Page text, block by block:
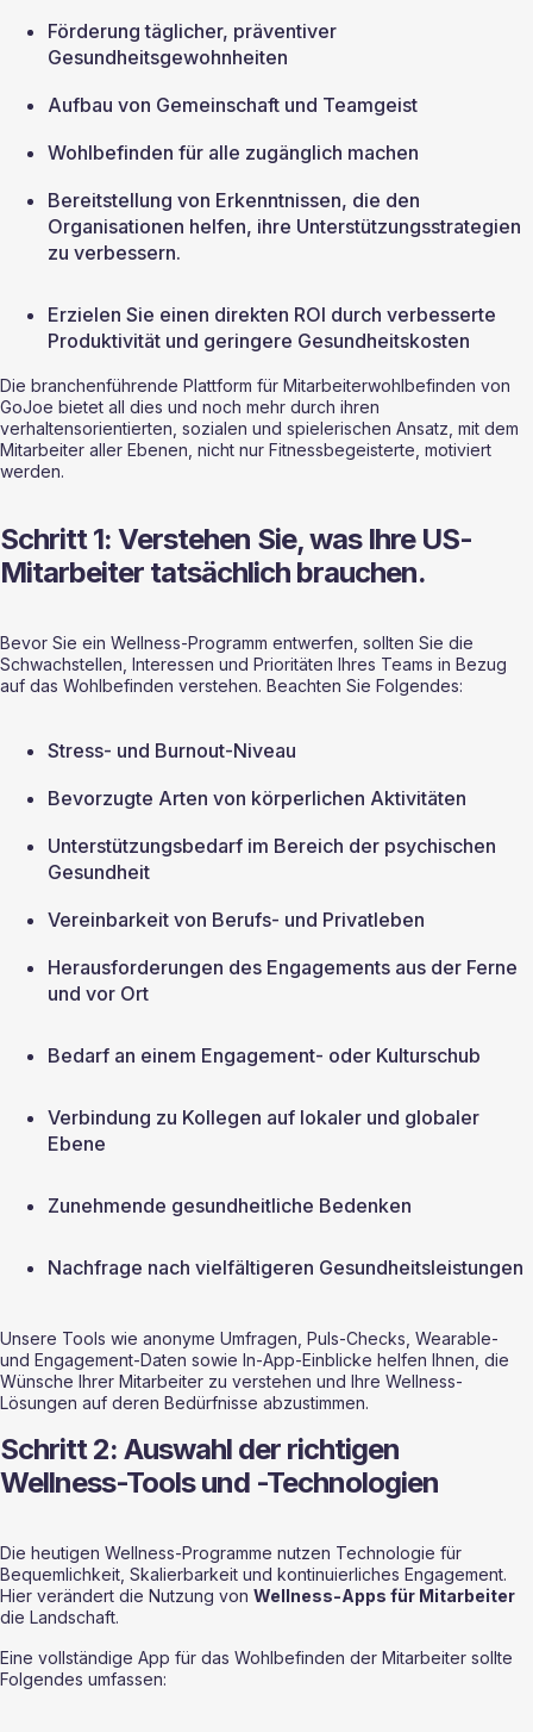
Förderung täglicher, präventiver
Gesundheitsgewohnheiten
Aufbau von Gemeinschaft und Teamgeist
Wohlbefinden für alle zugänglich machen
Bereitstellung von Erkenntnissen, die den
Organisationen helfen, ihre Unterstützungsstrategien
zu verbessern.
Erzielen Sie einen direkten ROI durch verbesserte
Produktivität und geringere Gesundheitskosten
Die branchenführende Plattform für Mitarbeiterwohlbefinden von
GoJoe bietet all dies und noch mehr durch ihren
verhaltensorientierten, sozialen und spielerischen Ansatz, mit dem
Mitarbeiter aller Ebenen, nicht nur Fitnessbegeisterte, motiviert
werden.
Schritt 1: Verstehen Sie, was Ihre US-
Mitarbeiter tatsächlich brauchen.
Bevor Sie ein Wellness-Programm entwerfen, sollten Sie die
Schwachstellen, Interessen und Prioritäten Ihres Teams in Bezug
auf das Wohlbefinden verstehen. Beachten Sie Folgendes:
Stress- und Burnout-Niveau
Bevorzugte Arten von körperlichen Aktivitäten
Unterstützungsbedarf im Bereich der psychischen
Gesundheit
Vereinbarkeit von Berufs- und Privatleben
Herausforderungen des Engagements aus der Ferne
und vor Ort
Bedarf an einem Engagement- oder Kulturschub
Verbindung zu Kollegen auf lokaler und globaler
Ebene
Zunehmende gesundheitliche Bedenken
Nachfrage nach vielfältigeren Gesundheitsleistungen
Unsere Tools wie anonyme Umfragen, Puls-Checks, Wearable-
und Engagement-Daten sowie In-App-Einblicke helfen Ihnen, die
Wünsche Ihrer Mitarbeiter zu verstehen und Ihre Wellness-
Lösungen auf deren Bedürfnisse abzustimmen.
Schritt 2: Auswahl der richtigen
Wellness-Tools und -Technologien
Die heutigen Wellness-Programme nutzen Technologie für
Bequemlichkeit, Skalierbarkeit und kontinuierliches Engagement.
Hier verändert die Nutzung von Wellness-Apps für Mitarbeiter
die Landschaft.
Eine vollständige App für das Wohlbefinden der Mitarbeiter sollte
Folgendes umfassen: